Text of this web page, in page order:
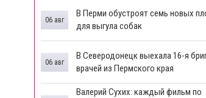
​В Перми обустроят семь новых
для выгула собак
06 авг
В Северодонецк выехала 16-я
врачей из Пермского края
06 авг
​Валерий Сухих: каждый фильм по